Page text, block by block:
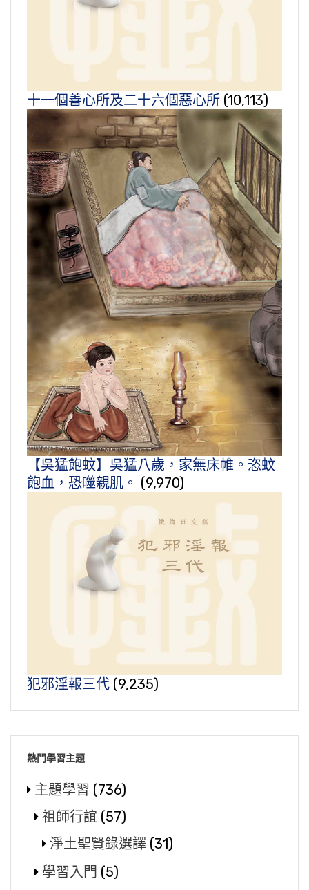
十一個善心所及二十六個惡心所 (10,113)
【吳猛飽蚊】吳猛八歲，家無床帷。恣蚊
飽血，恐噬親肌。 (9,970)
犯邪淫報三代 (9,235)
熱門學習主題
主題學習 (736)
祖師行誼 (57)
淨土聖賢錄選譯 (31)
學習入門 (5)